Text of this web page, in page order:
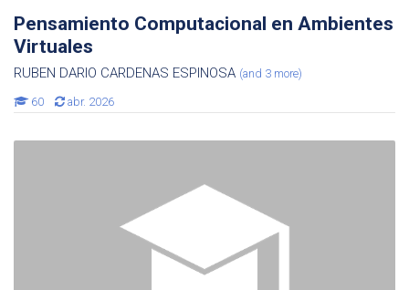
Pensamiento Computacional en Ambientes
Virtuales
RUBEN DARIO CARDENAS ESPINOSA (and 3 more)
60 abr. 2026